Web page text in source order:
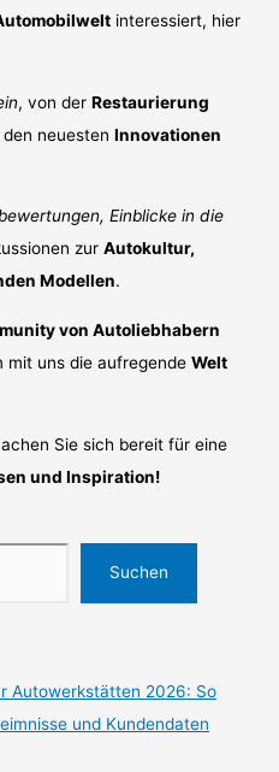
interessiert, hier
, von derRestaurierung
den neuestenInnovationen
Einblicke in die
zurAutokultur,
Modellen.
von Autoliebhabern
mit uns die aufregendeWelt
Sie sich bereit für eine
und Inspiration!
Suchen
Autowerkstätten 2026: So
und Kundendaten